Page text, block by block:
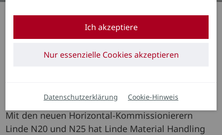
Linde Material Handling bringt neue
Mit den neuen Horizontal-Kommissionierern
Linde N20 und N25 hat Linde Material Handling
Ich akzeptiere
Nur essenzielle Cookies akzeptieren
Datenschutzerklärung Cookie-Hinweis